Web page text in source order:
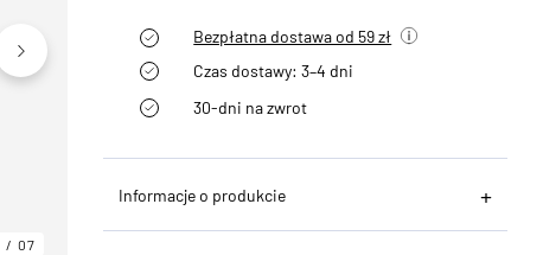
07
Bezpłatna dostawa od 59 zł
Czas dostawy: 3–4 dni
30-dni na zwrot
Informacje o produkcie